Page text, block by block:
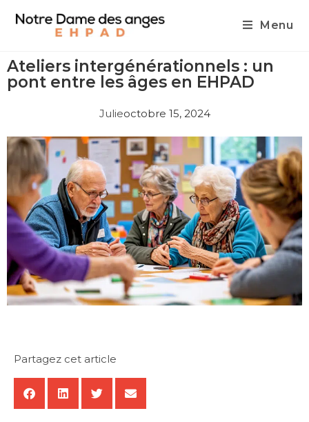
Menu
Ateliers intergénérationnels : un
pont entre les âges en EHPAD
Julieoctobre 15, 2024
Partagez cet article